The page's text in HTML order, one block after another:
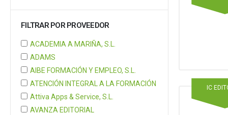
IC
FILTRAR POR PROVEEDOR
ACADEMIA A MARIÑA, S.L.
ADAMS
AIBE FORMACIÓN Y EMPLEO, S.L.
ATENCIÓN INTEGRAL A LA FORMACIÓN
Attiva Apps & Service, S.L.
AVANZA EDITORIAL